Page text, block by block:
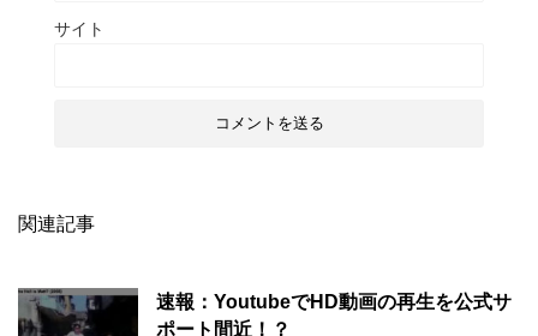
サイト
関連記事
速報：YoutubeでHD動画の再生を公式サ
ポート間近！？